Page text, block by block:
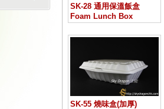
SK-28 通用保溫飯盒
Foam Lunch Box
SK-55 燒味盒(加厚)